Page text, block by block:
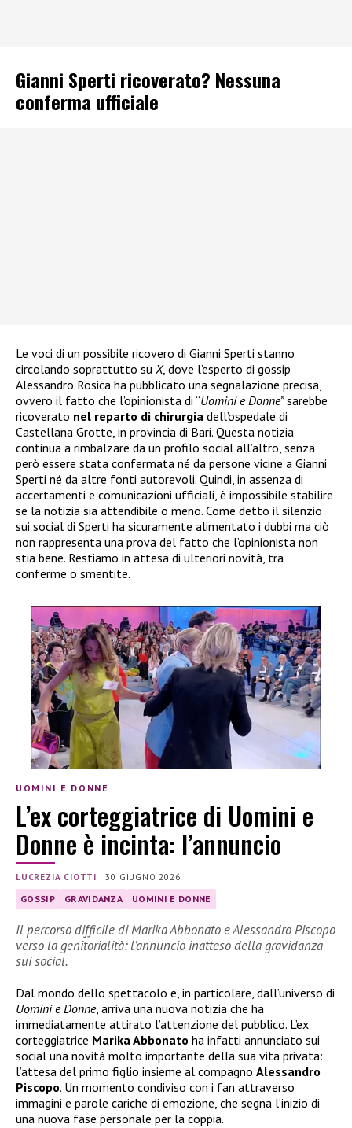
Gianni Sperti ricoverato? Nessuna
conferma ufficiale
Le voci di un possibile ricovero di Gianni Sperti stanno
circolando soprattutto su X, dove l’esperto di gossip
Alessandro Rosica ha pubblicato una segnalazione precisa,
ovvero il fatto che l’opinionista di “Uomini e Donne”sarebbe
ricoverato nel reparto di chirurgia dell’ospedale di
Castellana Grotte, in provincia di Bari. Questa notizia
continua a rimbalzare da un profilo social all’altro, senza
però essere stata confermata né da persone vicine a Gianni
Sperti né da altre fonti autorevoli. Quindi, in assenza di
accertamenti e comunicazioni ufficiali, è impossibile stabilire
se la notizia sia attendibile o meno. Come detto il silenzio
sui social di Sperti ha sicuramente alimentato i dubbi ma ciò
non rappresenta una prova del fatto che l’opinionista non
stia bene. Restiamo in attesa di ulteriori novità, tra
conferme o smentite.
UOMINI E DONNE
L’ex corteggiatrice di Uomini e
Donne è incinta: l’annuncio
LUCREZIA CIOTTI |30 GIUGNO 2026
GOSSIP GRAVIDANZA UOMINI E DONNE
Il percorso difficile di Marika Abbonato e Alessandro Piscopo
verso la genitorialità: l’annuncio inatteso della gravidanza
sui social.
Dal mondo dello spettacolo e, in particolare, dall’universo di
Uomini e Donne, arriva una nuova notizia che ha
immediatamente attirato l’attenzione del pubblico. L’ex
corteggiatrice Marika Abbonato ha infatti annunciato sui
social una novità molto importante della sua vita privata:
l’attesa del primo figlio insieme al compagno Alessandro
Piscopo. Un momento condiviso con i fan attraverso
immagini e parole cariche di emozione, che segna l’inizio di
una nuova fase personale per la coppia.